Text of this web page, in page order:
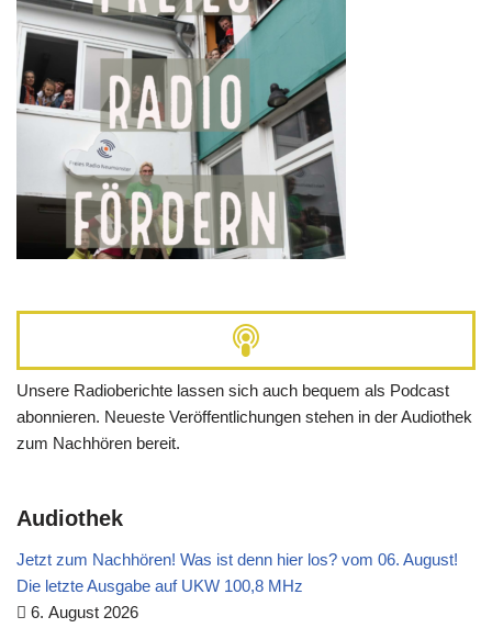
Unsere Radioberichte lassen sich auch bequem als Podcast
abonnieren. Neueste Veröffentlichungen stehen in der Audiothek
zum Nachhören bereit.
Audiothek
Jetzt zum Nachhören! Was ist denn hier los? vom 06. August!
Die letzte Ausgabe auf UKW 100,8 MHz
6. August 2026